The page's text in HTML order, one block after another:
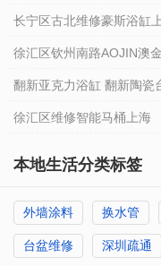
长宁区古北维修豪斯浴缸
徐汇区钦州南路AOJIN澳
翻新亚克力浴缸 翻新陶瓷
徐汇区维修智能马桶上海
本地生活分类标签
外墙涂料 换水管
台盆维修 深圳疏通